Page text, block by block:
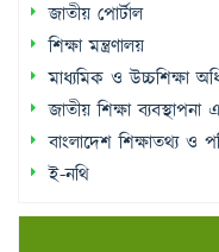
জাতীয় পোর্টাল
শিক্ষা মন্ত্রণালয়
মাধ্যমিক ও উচ্চশিক্ষা
জাতীয় শিক্ষা
বাংলাদেশ শিক্ষাতথ্য ও
ই-নথি